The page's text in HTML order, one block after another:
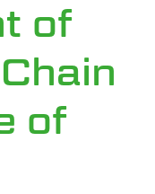
of
of